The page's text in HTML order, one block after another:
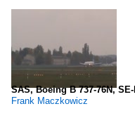
SAS, Boeing B 737-76N,
Frank Maczkowicz